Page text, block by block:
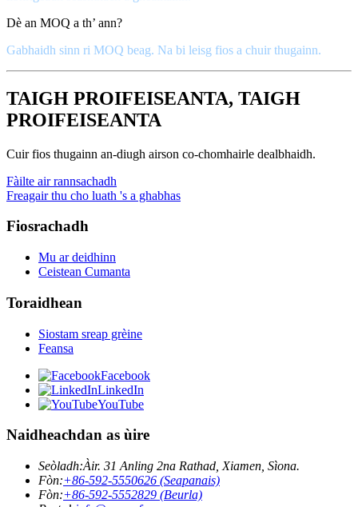
Dè an MOQ a th’ ann?
Gabhaidh sinn ri MOQ beag. Na bi leisg fios a chuir thugainn.
TAIGH PROIFEISEANTA, TAIGH
PROIFEISEANTA
Cuir fios thugainn an-diugh airson co-chomhairle dealbhaidh.
Fàilte air rannsachadh
Freagair thu cho luath 's a ghabhas
Fiosrachadh
Mu ar deidhinn
Ceistean Cumanta
Toraidhean
Siostam sreap grèine
Feansa
Facebook
LinkedIn
YouTube
Naidheachdan as ùire
Seòladh:Àir. 31 Anling 2na Rathad, Xiamen, Sìona.
Fòn:+86-592-5550626 (Seapanais)
Fòn:+86-592-5552829 (Beurla)